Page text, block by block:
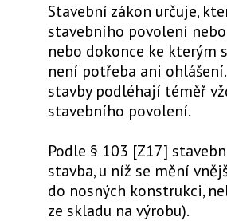
Stavební zákon určuje,
stavebního povolení
nebo dokonce ke kterým
není potřeba ani
stavby podléhají téměř
stavebního povolení.
Podle § 103 [Z17]
stavba, u níž se mění
do nosných konstrukci,
ze skladu na výrobu).